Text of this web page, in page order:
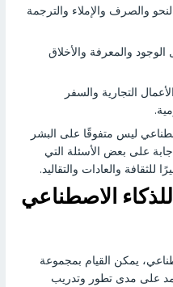
والصرف والإملاء والترجمة
الوجود والمعرفة والأخلاق
التجارية والسفر
ليس متفوقًا على البشر
على بعض الأسئلة التي
للثقافة والعادات والتقاليد.
الاصطناعي
يمكن القيام بمجموعة
على مدى تطور وتدريب